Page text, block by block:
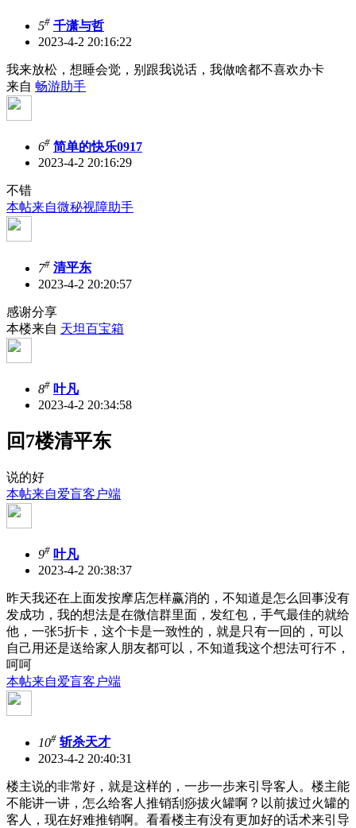
5# 千潇与哲
2023-4-2 20:16:22
我来放松，想睡会觉，别跟我说话，我做啥都不喜欢办卡
来自 畅游助手
6# 简单的快乐0917
2023-4-2 20:16:29
不错
本帖来自微秘视障助手
7# 清平东
2023-4-2 20:20:57
感谢分享
本楼来自 天坦百宝箱
8# 叶凡
2023-4-2 20:34:58
回7楼清平东
说的好
本帖来自爱盲客户端
9# 叶凡
2023-4-2 20:38:37
昨天我还在上面发按摩店怎样赢消的，不知道是怎么回事没有
发成功，我的想法是在微信群里面，发红包，手气最佳的就给
他，一张5折卡，这个卡是一致性的，就是只有一回的，可以
自己用还是送给家人朋友都可以，不知道我这个想法可行不，
呵呵
本帖来自爱盲客户端
10# 斩杀天才
2023-4-2 20:40:31
楼主说的非常好，就是这样的，一步一步来引导客人。楼主能
不能讲一讲，怎么给客人推销刮痧拔火罐啊？以前拔过火罐的
客人，现在好难推销啊。看看楼主有没有更加好的话术来引导